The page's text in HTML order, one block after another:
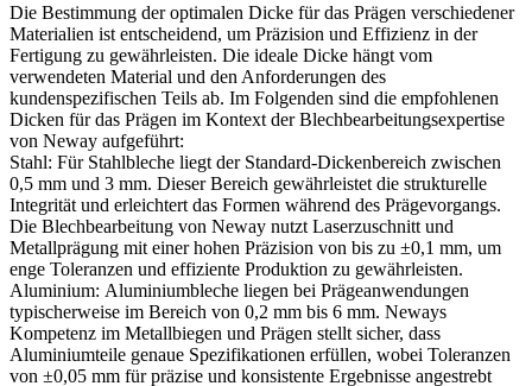
Die Bestimmung der optimalen Dicke für das Prägen verschiedener
Materialien ist entscheidend, um Präzision und Effizienz in der
Fertigung zu gewährleisten. Die ideale Dicke hängt vom
verwendeten Material und den Anforderungen des
kundenspezifischen Teils ab. Im Folgenden sind die empfohlenen
Dicken für das Prägen im Kontext der Blechbearbeitungsexpertise
von Neway aufgeführt:
Stahl: Für Stahlbleche liegt der Standard-Dickenbereich zwischen
0,5 mm und 3 mm. Dieser Bereich gewährleistet die strukturelle
Integrität und erleichtert das Formen während des Prägevorgangs.
Die Blechbearbeitung von Neway nutzt Laserzuschnitt und
Metallprägung mit einer hohen Präzision von bis zu ±0,1 mm, um
enge Toleranzen und effiziente Produktion zu gewährleisten.
Aluminium: Aluminiumbleche liegen bei Prägeanwendungen
typischerweise im Bereich von 0,2 mm bis 6 mm. Neways
Kompetenz im Metallbiegen und Prägen stellt sicher, dass
Aluminiumteile genaue Spezifikationen erfüllen, wobei Toleranzen
von ±0,05 mm für präzise und konsistente Ergebnisse angestrebt